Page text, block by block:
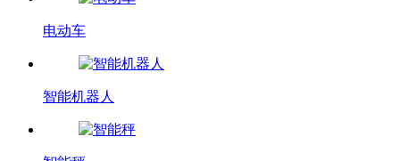
电动车
智能机器人